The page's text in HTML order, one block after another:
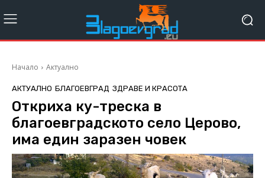
Начало Актуално
АКТУАЛНО БЛАГОЕВГРАД ЗДРАВЕ И КРАСОТА
Откриха ку-треска в
благоевградското село Церово,
има един заразен човек